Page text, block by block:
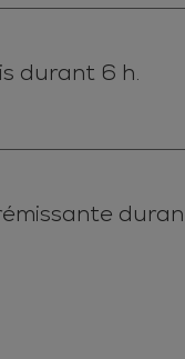
durant 6 h.